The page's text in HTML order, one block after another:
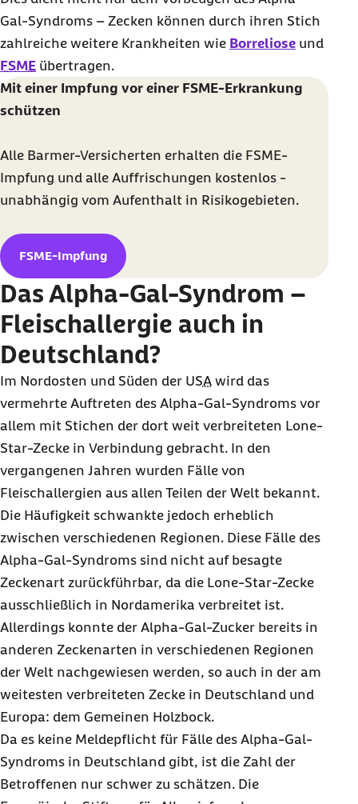
Gal-Syndroms – Zecken können durch ihren Stich
zahlreiche weitere Krankheiten wie Borreliose und
FSME übertragen.
Mit einer Impfung vor einer FSME-Erkrankung
schützen
Alle Barmer-Versicherten erhalten die FSME-
Impfung und alle Auffrischungen kostenlos -
unabhängig vom Aufenthalt in Risikogebieten.
FSME-Impfung
Das Alpha-Gal-Syndrom –
Fleischallergie auch in
Deutschland?
Im Nordosten und Süden der USA wird das
vermehrte Auftreten des Alpha-Gal-Syndroms vor
allem mit Stichen der dort weit verbreiteten Lone-
Star-Zecke in Verbindung gebracht. In den
vergangenen Jahren wurden Fälle von
Fleischallergien aus allen Teilen der Welt bekannt.
Die Häufigkeit schwankte jedoch erheblich
zwischen verschiedenen Regionen. Diese Fälle des
Alpha-Gal-Syndroms sind nicht auf besagte
Zeckenart zurückführbar, da die Lone-Star-Zecke
ausschließlich in Nordamerika verbreitet ist.
Allerdings konnte der Alpha-Gal-Zucker bereits in
anderen Zeckenarten in verschiedenen Regionen
der Welt nachgewiesen werden, so auch in der am
weitesten verbreiteten Zecke in Deutschland und
Europa: dem Gemeinen Holzbock.
Da es keine Meldepflicht für Fälle des Alpha-Gal-
Syndroms in Deutschland gibt, ist die Zahl der
Betroffenen nur schwer zu schätzen. Die